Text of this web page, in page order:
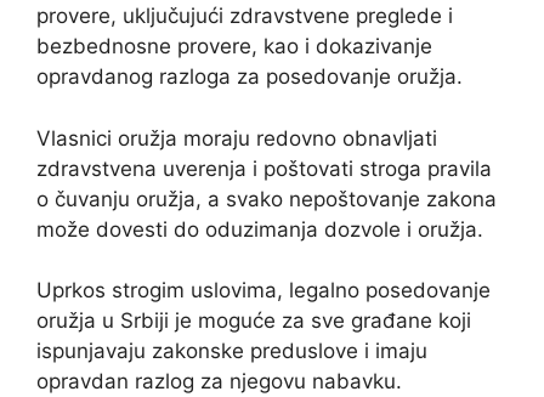
provere, uključujući zdravstvene preglede i
bezbednosne provere, kao i dokazivanje
opravdanog razloga za posedovanje oružja.
Vlasnici oružja moraju redovno obnavljati
zdravstvena uverenja i poštovati stroga pravila
o čuvanju oružja, a svako nepoštovanje zakona
može dovesti do oduzimanja dozvole i oružja.
Uprkos strogim uslovima, legalno posedovanje
oružja u Srbiji je moguće za sve građane koji
ispunjavaju zakonske preduslove i imaju
opravdan razlog za njegovu nabavku.